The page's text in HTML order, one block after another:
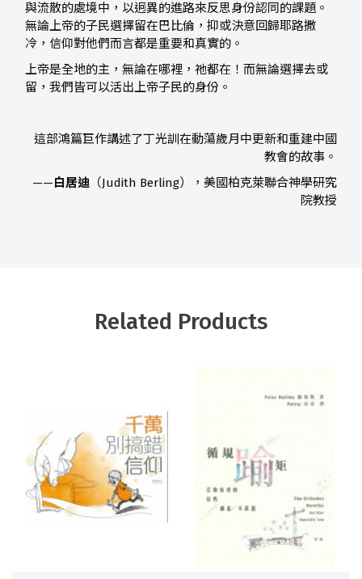
與流散的處境中，以迥異的進路來反思身份認同的課題。
無論上帝的子民選擇留在巴比倫，抑或決意回歸耶路撒
冷，信仰對他們而言都是重要和真實的。
上帝是全地的主，無論在哪裡，祂都在！而無論選擇去或
留，我們皆可以活出上帝子民的身份。
這部鴻篇巨作講述了丁光訓在動蕩歲月中更新和重建中國
教會的故事。
——白居迪 （Judith Berling），美國柏克萊聯合神學研究
院教授
Related Products